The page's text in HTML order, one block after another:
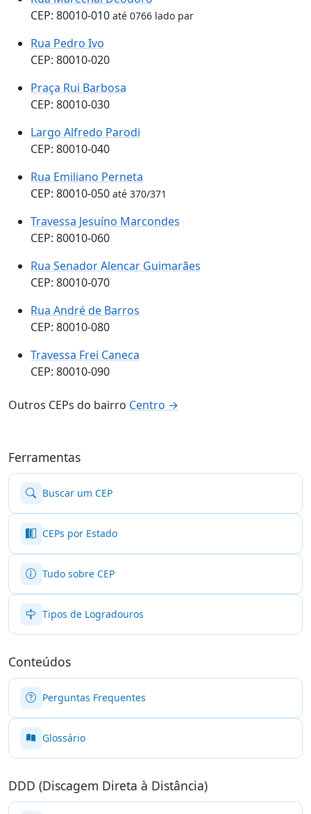
CEP: 80010-010 até 0766 lado par
Rua Pedro Ivo
CEP: 80010-020
Praça Rui Barbosa
CEP: 80010-030
Largo Alfredo Parodi
CEP: 80010-040
Rua Emiliano Perneta
CEP: 80010-050 até 370/371
Travessa Jesuíno Marcondes
CEP: 80010-060
Rua Senador Alencar Guimarães
CEP: 80010-070
Rua André de Barros
CEP: 80010-080
Travessa Frei Caneca
CEP: 80010-090
Outros CEPs do bairro Centro →
Ferramentas
Buscar um CEP
CEPs por Estado
Tudo sobre CEP
Tipos de Logradouros
Conteúdos
Perguntas Frequentes
Glossário
DDD (Discagem Direta à Distância)